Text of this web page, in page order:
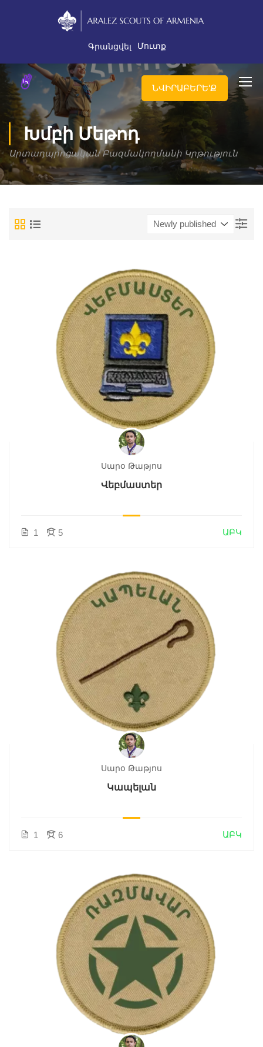
Գրանցվել Մուտք
ՆՎԻՐԱԲԵՐԵ'Ք
Խմբի Մեթոդ
Արտադպրոցական Բազմակողմանի Կրթություն
Սարօ Թաթյոս
Վեբմաստեր
1 5 ԱԲԿ
Սարօ Թաթյոս
Կապելան
1 6 ԱԲԿ